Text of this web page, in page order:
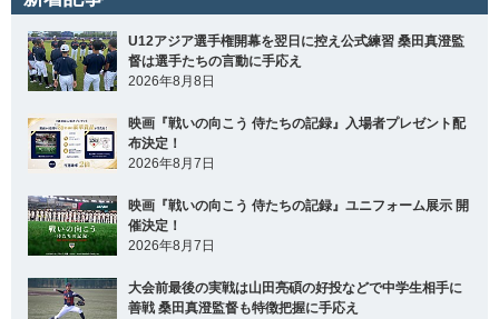
U12アジア選手権開幕を翌日に控え公式練習 桑田真澄監
督は選手たちの言動に手応え
2026年8月8日
映画『戦いの向こう 侍たちの記録』入場者プレゼント配
布決定！
2026年8月7日
映画『戦いの向こう 侍たちの記録』ユニフォーム展示 開
催決定！
2026年8月7日
大会前最後の実戦は山田亮碩の好投などで中学生相手に
善戦 桑田真澄監督も特徴把握に手応え